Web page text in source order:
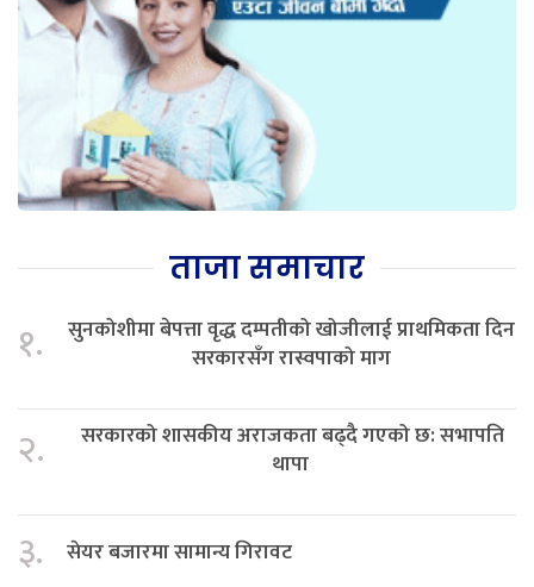
ताजा समाचार
१.
सुनकोशीमा बेपत्ता वृद्ध दम्पतीको खोजीलाई प्राथमिकता दिन
सरकारसँग रास्वपाको माग
२.
सरकारको शासकीय अराजकता बढ्दै गएको छ: सभापति
थापा
३. सेयर बजारमा सामान्य गिरावट